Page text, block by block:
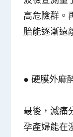
高危險群。
胎能逐漸遠
●硬膜外麻
最後，減痛
孕產婦能在